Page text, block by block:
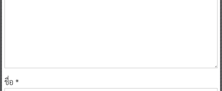
ชื่อ *